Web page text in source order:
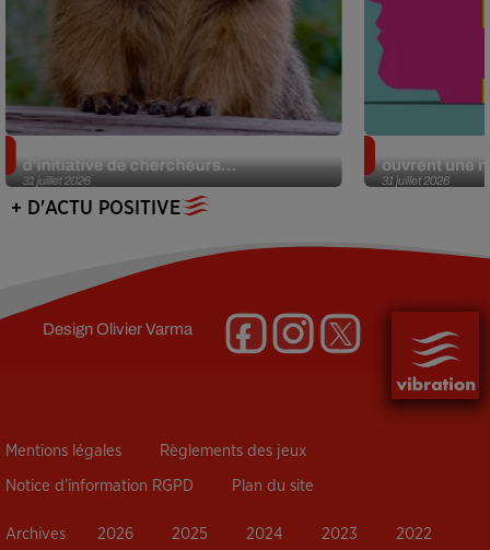
31 juillet 2026
d’initiative de chercheurs...
31 juillet 2026
ouvrent une
+ D'ACTU POSITIVE
DesignOlivier Varma
Mentions légales Règlements des jeux
Notice d’information RGPD Plan du site
Archives 2026 2025 2024 2023 2022